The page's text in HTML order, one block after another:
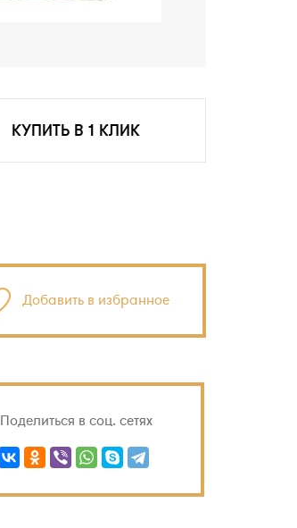
КУПИТЬ В 1 КЛИК
Добавить в избранное
Поделиться в соц. сетях